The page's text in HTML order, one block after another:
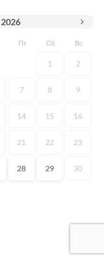
2026
Пт Сб Вс
1 2
7 8 9
14 15 16
21 22 23
28 29 30